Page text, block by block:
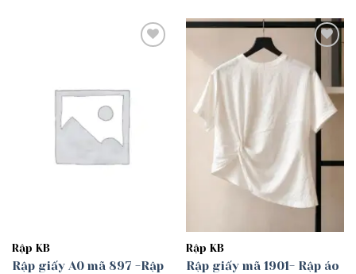
Rập KB
Rập giấy A0 mã 897 -Rập
wishlist
Rập KB
Rập giấy mã 1901- Rập áo